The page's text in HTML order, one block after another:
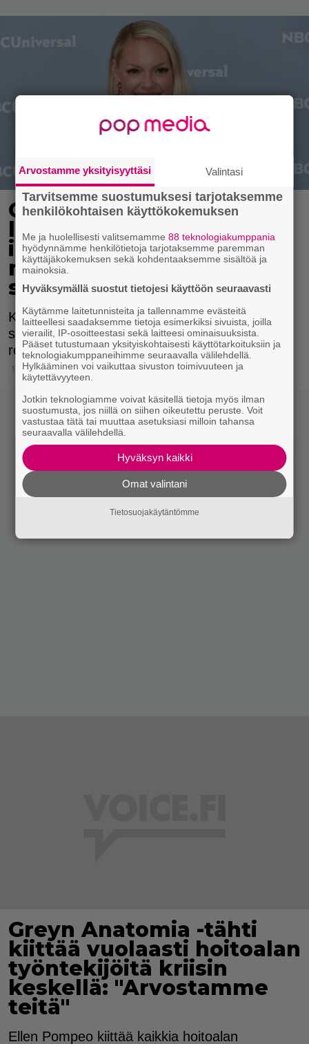
Greyn anatomia -tähti
leimattiin hankalaksi
ihmiseksi – avautuu nyt
maineensa kovista
seurauksista
Katherine Heigl sai hankalan ihmisen maineen
sen jälkeen, kun hän oli kritisoinut julkisesti
roolejaan.
1.2.2021 19:15
Greyn Anatomia -tähti
kiittää vuolaasti hoitoalan
työntekijöitä kriisin
keskellä: "Arvostamme
teitä"
Ellen Pompeo kiittää kaikkia hoitoalan
Arvostamme yksityisyyttäsi Valintasi
Tarvitsemme suostumuksesi tarjotaksemme
henkilökohtaisen käyttökokemuksen
Me ja huolellisesti valitsemamme88 teknologiakumppania
hyödynnämme henkilötietoja tarjotaksemme paremman
käyttäjäkokemuksen sekä kohdentaaksemme sisältöä ja
mainoksia.
Hyväksymällä suostut tietojesi käyttöön seuraavasti
Käytämme laitetunnisteita ja tallennamme evästeitä
laitteellesi saadaksemme tietoja esimerkiksi sivuista, joilla
vierailit, IP-osoitteestasi sekä laitteesi ominaisuuksista.
Pääset tutustumaan yksityiskohtaisesti käyttötarkoituksiin ja
teknologiakumppaneihimme seuraavalla välilehdellä.
Hylkääminen voi vaikuttaa sivuston toimivuuteen ja
käytettävyyteen.
Jotkin teknologiamme voivat käsitellä tietoja myös ilman
suostumusta, jos niillä on siihen oikeutettu peruste. Voit
vastustaa tätä tai muuttaa asetuksiasi milloin tahansa
seuraavalla välilehdellä.
Hyväksyn kaikki
Omat valintani
Tietosuojakäytäntömme